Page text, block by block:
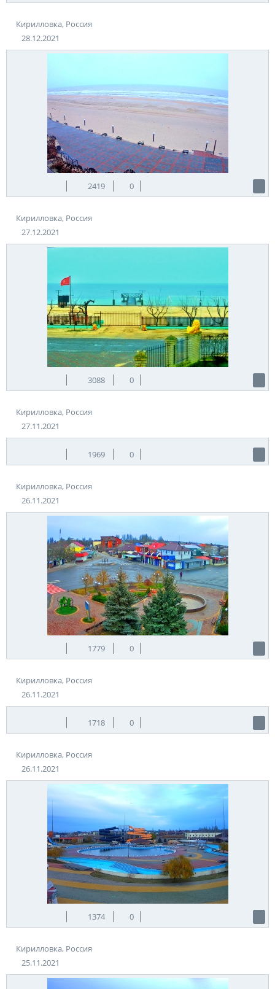
Кирилловка, Россия
28.12.2021
2419 0
Кирилловка, Россия
27.12.2021
3088 0
Кирилловка, Россия
27.11.2021
1969 0
Кирилловка, Россия
26.11.2021
1779 0
Кирилловка, Россия
26.11.2021
1718 0
Кирилловка, Россия
26.11.2021
1374 0
Кирилловка, Россия
25.11.2021